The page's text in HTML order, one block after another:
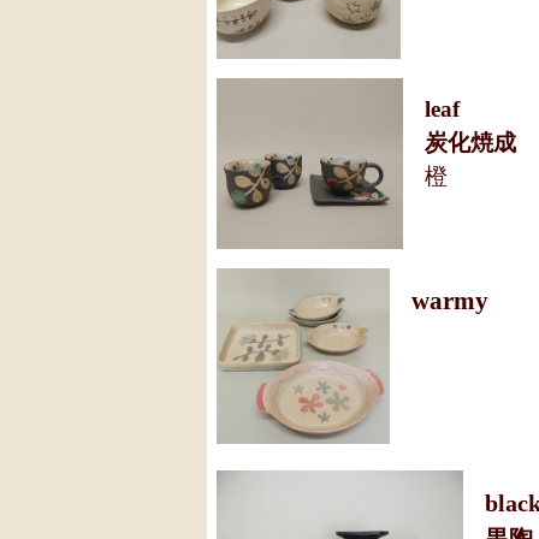
leaf
炭化焼成
橙
warmy